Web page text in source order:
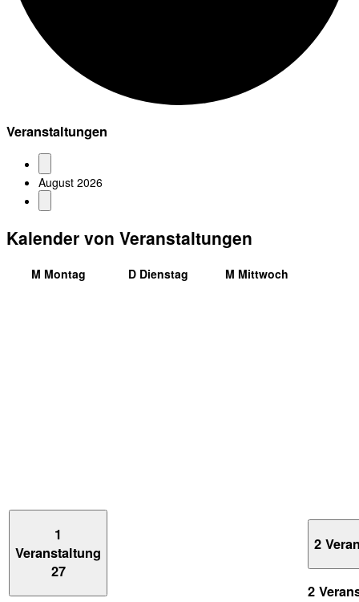
Veranstaltungen
August 2026
Kalender von Veranstaltungen
M Montag D Dienstag M Mittwoch
1
Veranstaltung
27
2
2